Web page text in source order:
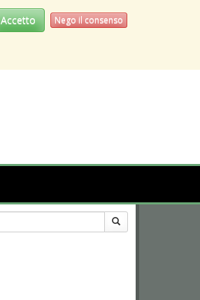
Accetto Nego il consenso